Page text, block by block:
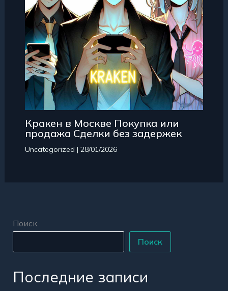
Кракен в Москве Покупка или
продажа Сделки без задержек
Uncategorized | 28/01/2026
Поиск
Поиск
Последние записи